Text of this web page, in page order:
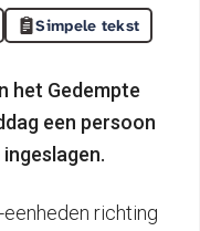
Simpele tekst
het Gedempte
een persoon
richting